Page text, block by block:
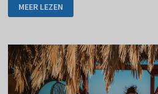
MET
EEN
VOORBEREIDING
MEER LEZEN